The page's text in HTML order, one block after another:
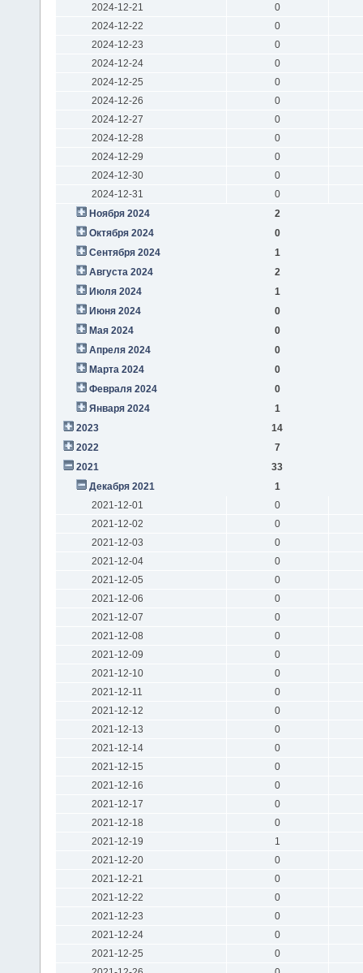
2024-12-21
0
2024-12-22
0
2024-12-23
0
2024-12-24
0
2024-12-25
0
2024-12-26
0
2024-12-27
0
2024-12-28
0
2024-12-29
0
2024-12-30
0
2024-12-31
0
Ноября 2024
2
Октября 2024
0
Сентября 2024
1
Августа 2024
2
Июля 2024
1
Июня 2024
0
Мая 2024
0
Апреля 2024
0
Марта 2024
0
Февраля 2024
0
Января 2024
1
2023
14
2022
7
2021
33
Декабря 2021
1
2021-12-01
0
2021-12-02
0
2021-12-03
0
2021-12-04
0
2021-12-05
0
2021-12-06
0
2021-12-07
0
2021-12-08
0
2021-12-09
0
2021-12-10
0
2021-12-11
0
2021-12-12
0
2021-12-13
0
2021-12-14
0
2021-12-15
0
2021-12-16
0
2021-12-17
0
2021-12-18
0
2021-12-19
1
2021-12-20
0
2021-12-21
0
2021-12-22
0
2021-12-23
0
2021-12-24
0
2021-12-25
0